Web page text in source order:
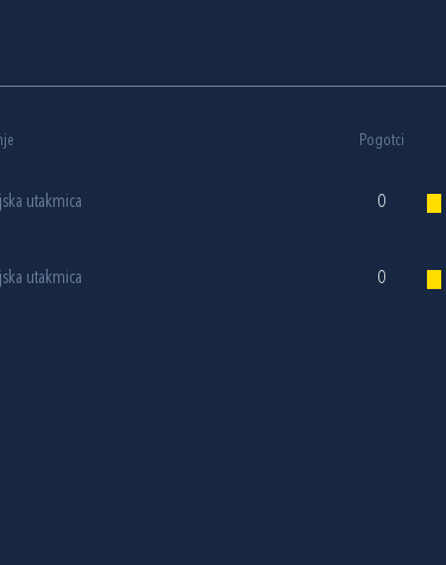
Pogotci
utakmica 0
utakmica 0